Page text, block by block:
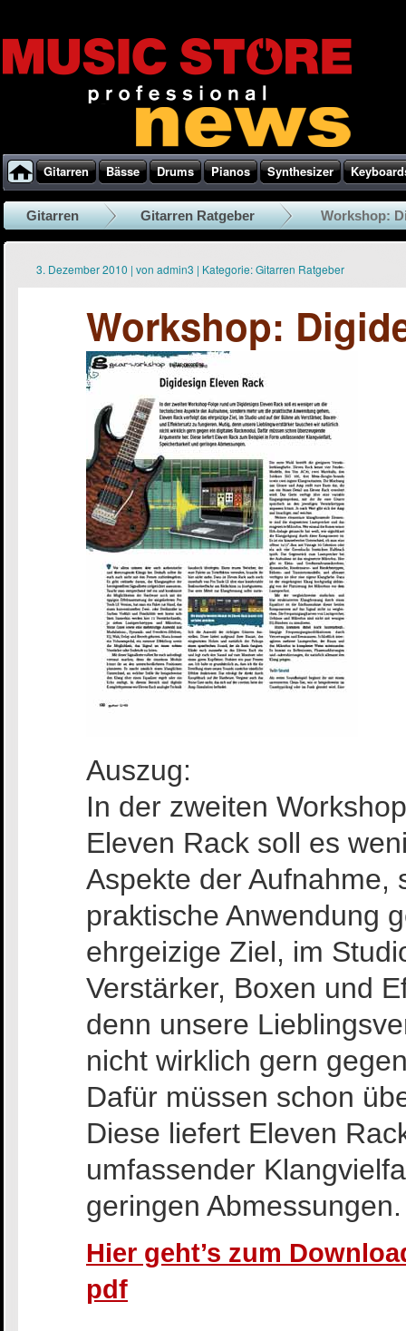
Gitarren Bässe Drums Pianos Synthesizer
Gitarren Gitarren Ratgeber Workshop:
3. Dezember 2010 | von admin3 | Kategorie:Gitarren Ratgeber
Workshop:
Auszug:
In der zweiten
Eleven Rack soll es
Aspekte der Aufnahme,
praktische Anwendung
ehrgeizige Ziel, im
Verstärker, Boxen und
denn unsere
nicht wirklich gern
Dafür müssen schon
Diese liefert Eleven
umfassender
geringen Abmessungen.
Hier geht’s zum
pdf